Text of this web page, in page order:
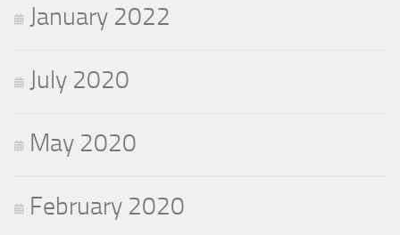
January 2022
July 2020
May 2020
February 2020